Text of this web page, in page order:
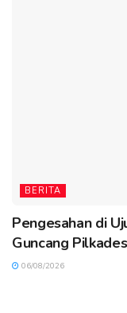
BERITA
Pengesahan di
Guncang
06/08/2026